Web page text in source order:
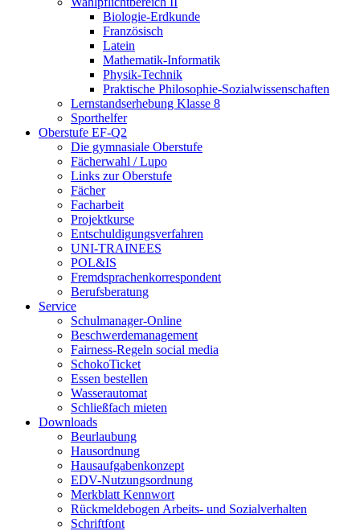
Biologie-Erdkunde
Französisch
Latein
Mathematik-Informatik
Physik-Technik
Praktische Philosophie-Sozialwissenschaften
Lernstandserhebung Klasse 8
Sporthelfer
Oberstufe EF-Q2
Die gymnasiale Oberstufe
Fächerwahl / Lupo
Links zur Oberstufe
Fächer
Facharbeit
Projektkurse
Entschuldigungsverfahren
UNI-TRAINEES
POL&IS
Fremdsprachenkorrespondent
Berufsberatung
Service
Schulmanager-Online
Beschwerdemanagement
Fairness-Regeln social media
SchokoTicket
Essen bestellen
Wasserautomat
Schließfach mieten
Downloads
Beurlaubung
Hausordnung
Hausaufgabenkonzept
EDV-Nutzungsordnung
Merkblatt Kennwort
Rückmeldebogen Arbeits- und Sozialverhalten
Schriftfont